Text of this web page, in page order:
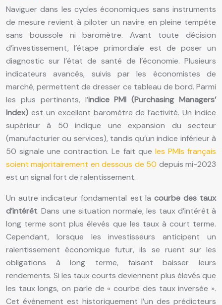
Naviguer dans les cycles économiques sans instruments
de mesure revient à piloter un navire en pleine tempête
sans boussole ni baromètre. Avant toute décision
d’investissement, l’étape primordiale est de poser un
diagnostic sur l’état de santé de l’économie. Plusieurs
indicateurs avancés, suivis par les économistes de
marché, permettent de dresser ce tableau de bord. Parmi
les plus pertinents, l’indice PMI (Purchasing Managers’
Index) est un excellent baromètre de l’activité. Un indice
supérieur à 50 indique une expansion du secteur
(manufacturier ou services), tandis qu’un indice inférieur à
50 signale une contraction. Le fait que les PMIs français
soient majoritairement en dessous de 50 depuis mi-2023
est un signal fort de ralentissement.
Un autre indicateur fondamental est la courbe des taux
d’intérêt. Dans une situation normale, les taux d’intérêt à
long terme sont plus élevés que les taux à court terme.
Cependant, lorsque les investisseurs anticipent un
ralentissement économique futur, ils se ruent sur les
obligations à long terme, faisant baisser leurs
rendements. Si les taux courts deviennent plus élevés que
les taux longs, on parle de « courbe des taux inversée ».
Cet événement est historiquement l’un des prédicteurs